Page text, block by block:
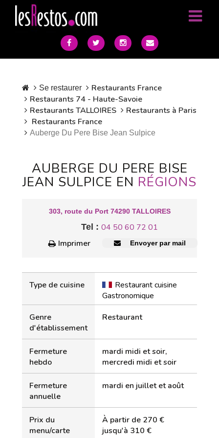
Se restaurer
Restaurants France
Restaurants 74 - Haute-Savoie
Restaurants TALLOIRES
Restaurants à Paris
Restaurants France
Auberge Du Pere Bise Jean Sulpice
AUBERGE DU PERE BISE
JEAN SULPICE EN RÉGIONS
303, route du Port 74290 TALLOIRES
Tel : 04 50 60 72 01
Imprimer
Envoyer par mail
Type de cuisine
Restaurant cuisine
Gastronomique
Genre
d'établissement
Restaurant
Fermeture
hebdo
mardi midi et soir,
mercredi midi et soir
Fermeture
annuelle
mardi en juillet et août
Prix du
menu/carte
À partir de 270 €
jusqu'à 310 €